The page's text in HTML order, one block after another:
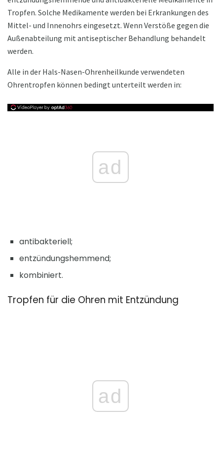
Tropfen. Solche Medikamente werden bei Erkrankungen des
Mittel- und Innenohrs eingesetzt. Wenn Verstöße gegen die
Außenabteilung mit antiseptischer Behandlung behandelt
werden.
Alle in der Hals-Nasen-Ohrenheilkunde verwendeten
Ohrentropfen können bedingt unterteilt werden in:
ad
antibakteriell;
entzündungshemmend;
kombiniert.
Tropfen für die Ohren mit Entzündung
ad